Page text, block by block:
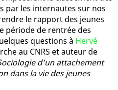
par les internautes sur nos
le rapport des jeunes
période de rentrée des
questions à Hervé
au CNRS et auteur de
d’un attachement
dans la vie des jeunes